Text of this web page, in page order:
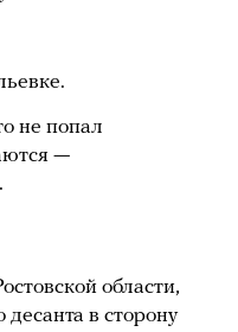
не попал
—
области,
в сторону